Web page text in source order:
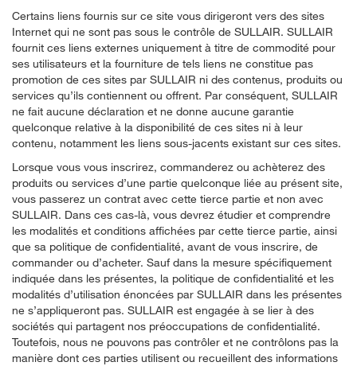
Certains liens fournis sur ce site vous dirigeront vers des sites
Internet qui ne sont pas sous le contrôle de SULLAIR. SULLAIR
fournit ces liens externes uniquement à titre de commodité pour
ses utilisateurs et la fourniture de tels liens ne constitue pas
promotion de ces sites par SULLAIR ni des contenus, produits ou
services qu’ils contiennent ou offrent. Par conséquent, SULLAIR
ne fait aucune déclaration et ne donne aucune garantie
quelconque relative à la disponibilité de ces sites ni à leur
contenu, notamment les liens sous-jacents existant sur ces sites.
Lorsque vous vous inscrirez, commanderez ou achèterez des
produits ou services d’une partie quelconque liée au présent site,
vous passerez un contrat avec cette tierce partie et non avec
SULLAIR. Dans ces cas-là, vous devrez étudier et comprendre
les modalités et conditions affichées par cette tierce partie, ainsi
que sa politique de confidentialité, avant de vous inscrire, de
commander ou d’acheter. Sauf dans la mesure spécifiquement
indiquée dans les présentes, la politique de confidentialité et les
modalités d’utilisation énoncées par SULLAIR dans les présentes
ne s’appliqueront pas. SULLAIR est engagée à se lier à des
sociétés qui partagent nos préoccupations de confidentialité.
Toutefois, nous ne pouvons pas contrôler et ne contrôlons pas la
manière dont ces parties utilisent ou recueillent des informations